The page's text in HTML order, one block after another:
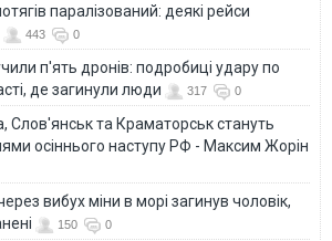
паралізований: деякі рейси
443 0
п'ять дронів: подробиці удару по
де загинули люди
317 0
Слов'янськ та Краматорськ стануть
осіннього наступу РФ - Максим Жорін
вибух міни в морі загинув чоловік,
150 0